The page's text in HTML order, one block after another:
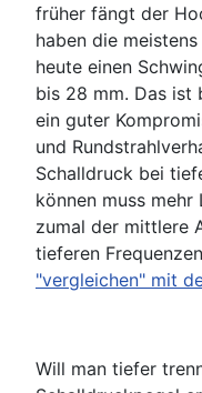
früher fängt der
haben die
heute einen
bis 28 mm. Das ist
ein guter
und
Schalldruck bei
können muss
zumal der mittlere
tieferen
"vergleichen" mit
Will man tiefer